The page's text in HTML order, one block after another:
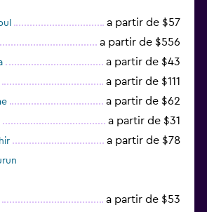
a partir de $57
a partir de $556
a partir de $43
a partir de $111
a partir de $62
a partir de $31
a partir de $78
a partir de $53